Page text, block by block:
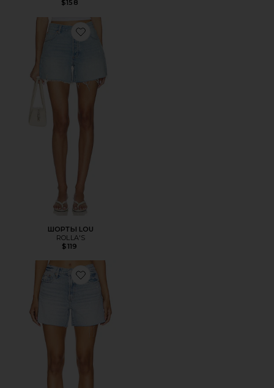
$158
Favorite ШОРТЫ LOU
ШОРТЫ LOU
ROLLA'S
$119
Favorite ШОРТЫ KENNEDY